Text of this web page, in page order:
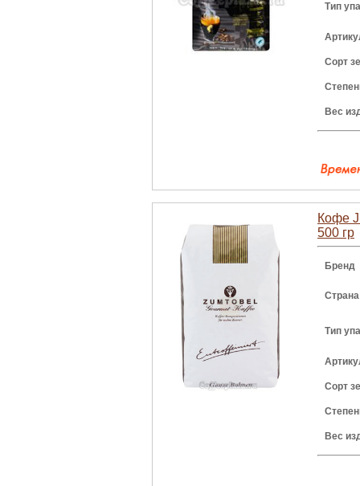
Тип
Сорт
Вес
Кофе
500 гр
Бренд
Тип
Сорт
Вес